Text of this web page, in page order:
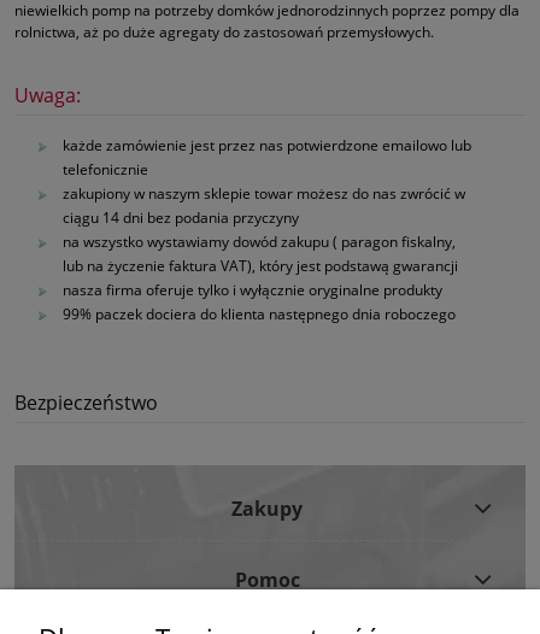
niewielkich pomp na potrzeby domków jednorodzinnych poprzez pompy dla
rolnictwa, aż po duże agregaty do zastosowań przemysłowych.
Uwaga:
każde zamówienie jest przez nas potwierdzone emailowo lub
telefonicznie
zakupiony w naszym sklepie towar możesz do nas zwrócić w
ciągu 14 dni bez podania przyczyny
na wszystko wystawiamy dowód zakupu ( paragon fiskalny,
lub na życzenie faktura VAT), który jest podstawą gwarancji
nasza firma oferuje tylko i wyłącznie oryginalne produkty
99% paczek dociera do klienta następnego dnia roboczego
Bezpieczeństwo
Zakupy
Pomoc